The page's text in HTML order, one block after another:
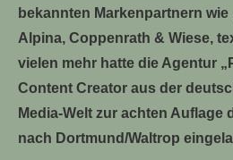
bekannten Markenpartnern wie
Alpina, Coppenrath & Wiese,
vielen mehr hatte die Agentur
Content Creator aus der
Media-Welt zur achten Auflage
nach Dortmund/Waltrop